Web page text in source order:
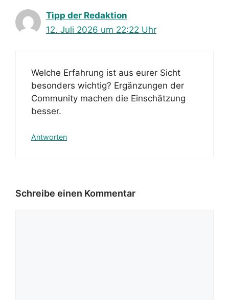
Tipp der Redaktion
12. Juli 2026 um 22:22 Uhr
Welche Erfahrung ist aus eurer Sicht
besonders wichtig? Ergänzungen der
Community machen die Einschätzung
besser.
Antworten
Schreibe einen Kommentar